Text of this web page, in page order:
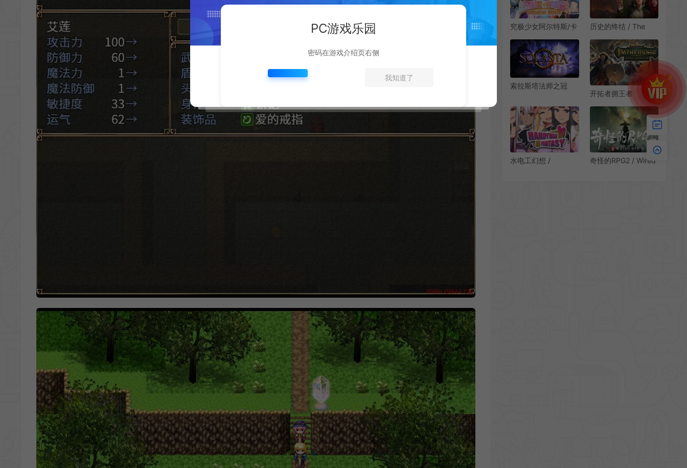
究极少女阿尔特斯/卡
UltraGirl Alters 下载
历史的终结 / The
纪封建模拟沙盒RPG
游戏
索拉斯塔法师之冠
the Magister) 奇幻风
格回合制角色扮演游
戏
开拓者拥王者
Kingmaker)简中|PC|
修改器|奇幻世界角色
扮演游戏
水电工幻想 /
奇怪的RPG2 / Wired
PC游戏乐园
密码在游戏介绍页右侧
我知道了